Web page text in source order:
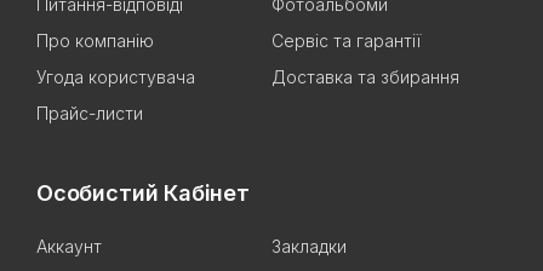
Питання-відповіді
Фотоальбоми
Про компанію
Сервіс та гарантії
Угода користувача
Доставка та збирання
Прайс-листи
Особистий Кабінет
Аккаунт
Закладки